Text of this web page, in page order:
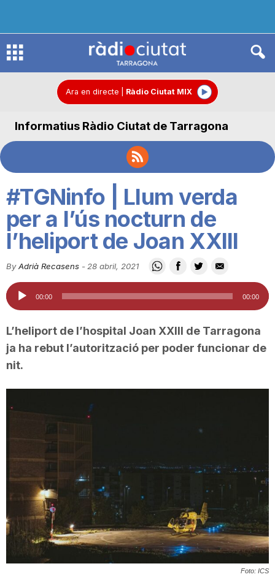
R
d
C
u
t
d
e
T
Ara en directe Ràdio Ciutat MIX
Informatius Ràdio Ciutat de Tarragona
#TGNinfo | Llum verda
per a l’ús nocturn de
l’heliport de Joan XXIII
By Adrià Recasens - 28 abril, 2021
Reproductor
d'àudio
00:00 00:00
L’heliport de l’hospital Joan XXIII de Tarragona
ja ha rebut l’autorització per poder funcionar de
nit.
Foto: ICS